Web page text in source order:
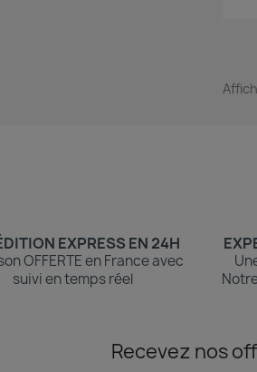
EXPRESS EN 24H
OFFERTE en France avec
suivi en temps réel
Recevez nos